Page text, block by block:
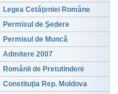
Legea Cetăţeniei Române
Permisul de Şedere
Permisul de Muncă
Admitere 2007
Românii de Pretutindeni
Constituţia Rep. Moldova